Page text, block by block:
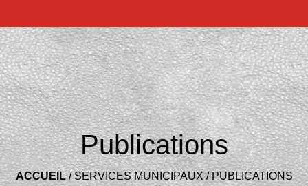
Publications
ACCUEIL/SERVICES MUNICIPAUX/PUBLICATIONS